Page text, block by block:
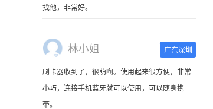
刷卡器收到了，很萌啊。使用起来很方便，非常
带。
陈先生
这是我用过最好的POS机没有之一，单笔